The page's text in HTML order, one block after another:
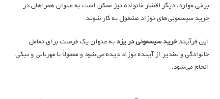
برخی موارد، دیگر اقشار خانواده نیز ممکن است به عنوان همراهان در
خرید سیسمونی‌های نوزاد مشغول به کار شوند.
این فرآیندخرید سیسمونی در یزدبه عنوان یک فرصت برای تعامل
خانوادگی و تقدیر از آینده نوزاد دیده می‌شود و معمولاً با مهربانی و نیکی
انجام می‌شود.